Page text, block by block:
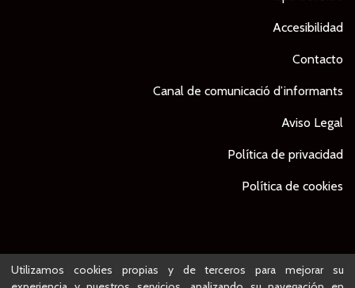
Accesibilidad
Contacto
Canal de comunicació d’informants
Aviso Legal
Política de privacidad
Política de cookies
© Ajuntament de Lleida - Proyecto desarrollado por
Utilizamos cookies propias y de terceros para mejorar su